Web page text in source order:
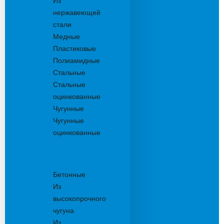
нержавеющей
стали
Медные
Пластиковые
Полиамидные
Стальные
Стальные
оцинкованные
Чугунные
Чугунные
оцинкованные
Бетонные
Из
высокопрочного
чугуна